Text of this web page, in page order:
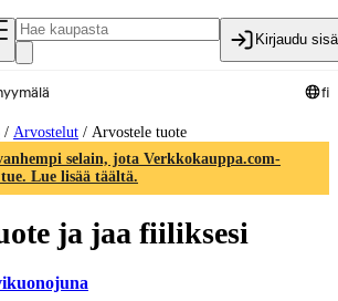
Kirjaudu
fi
/ Arvostelut / Arvostele tuote
selain, jota Verkkokauppa.com-
Lue lisää täältä.
ja jaa fiiliksesi